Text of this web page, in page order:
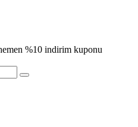
%10 indirim kuponu